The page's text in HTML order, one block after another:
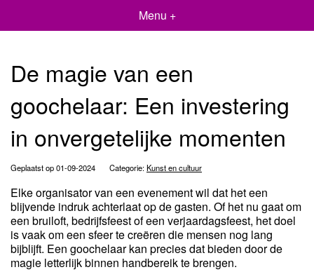
Menu +
De magie van een
goochelaar: Een investering
in onvergetelijke momenten
Geplaatst op 01-09-2024 Categorie:Kunst en cultuur
Elke organisator van een evenement wil dat het een
blijvende indruk achterlaat op de gasten. Of het nu gaat om
een bruiloft, bedrijfsfeest of een verjaardagsfeest, het doel
is vaak om een sfeer te creëren die mensen nog lang
bijblijft. Een goochelaar kan precies dat bieden door de
magie letterlijk binnen handbereik te brengen.